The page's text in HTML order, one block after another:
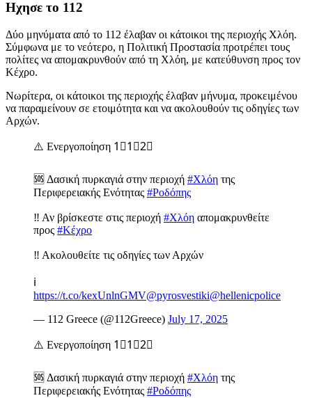
Ηχησε το 112
Δύο μηνύματα από το 112 έλαβαν οι κάτοικοι της περιοχής Χλόη.
Σύμφωνα με το νεότερο, η Πολιτική Προστασία προτρέπει τους
πολίτες να απομακρυνθούν από τη Χλόη, με κατεύθυνση προς τον
Κέχρο.
Νωρίτερα, οι κάτοικοι της περιοχής έλαβαν μήνυμα, προκειμένου
να παραμείνουν σε ετοιμότητα και να ακολουθούν τις οδηγίες των
Αρχών.
⚠️ Ενεργοποίηση 1⃣1⃣2⃣
🆘 Δασική πυρκαγιά στην περιοχή #Χλόη της
Περιφερειακής Ενότητας #Ροδόπης
‼️ Αν βρίσκεστε στις περιοχή #Χλόη απομακρυνθείτε
προς #Κέχρο
‼️ Ακολουθείτε τις οδηγίες των Αρχών
ℹ️
https://t.co/kexUnlnGMV@pyrosvestiki@hellenicpolice
— 112 Greece (@112Greece) July 17, 2025
⚠️ Ενεργοποίηση 1⃣1⃣2⃣
🆘 Δασική πυρκαγιά στην περιοχή #Χλόη της
Περιφερειακής Ενότητας #Ροδόπης